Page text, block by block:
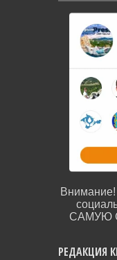
Внимание!
САМУЮ
РЕДАКЦИЯ